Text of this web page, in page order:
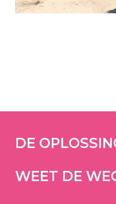
DE
WEET DE